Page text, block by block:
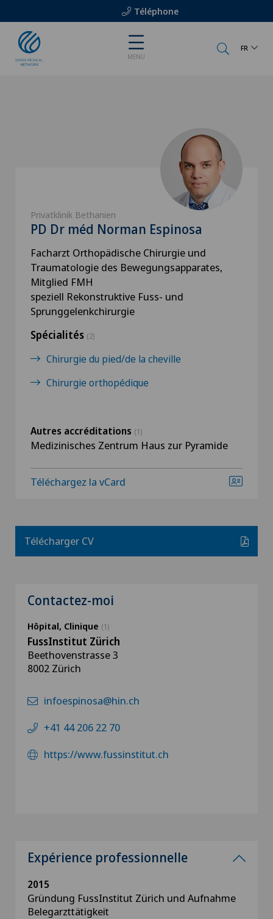
Téléphone
MENU
FR
Privatklinik Bethanien
PD Dr méd Norman Espinosa
Facharzt Orthopädische Chirurgie und
Traumatologie des Bewegungsapparates,
Mitglied FMH
speziell Rekonstruktive Fuss- und
Sprunggelenkchirurgie
Spécialités (2)
Chirurgie du pied/de la cheville
Chirurgie orthopédique
Autres accréditations (1)
Medizinisches Zentrum Haus zur Pyramide
Téléchargez la vCard
Télécharger CV
Contactez-moi
Hôpital, Clinique (1)
FussInstitut Zürich
Beethovenstrasse 3
8002 Zürich
infoespinosa@hin.ch
+41 44 206 22 70
https://www.fussinstitut.ch
Expérience professionnelle
2015
Gründung FussInstitut Zürich und Aufnahme
Belegarzttätigkeit